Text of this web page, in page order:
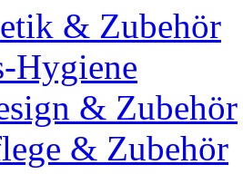
& Zubehör
Hygiene
& Zubehör
& Zubehör